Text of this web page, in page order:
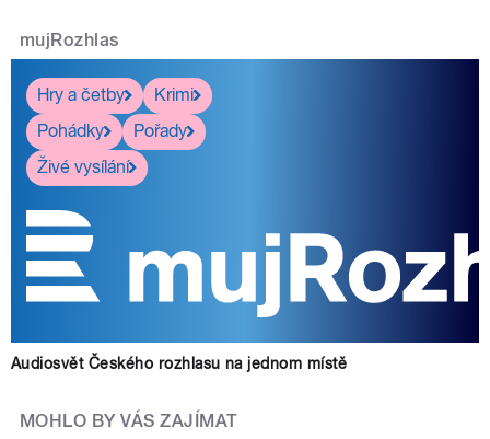
mujRozhlas
Hry a četby
Krimi
Pohádky
Pořady
Živé vysílání
Audiosvět Českého rozhlasu na jednom místě
MOHLO BY VÁS ZAJÍMAT